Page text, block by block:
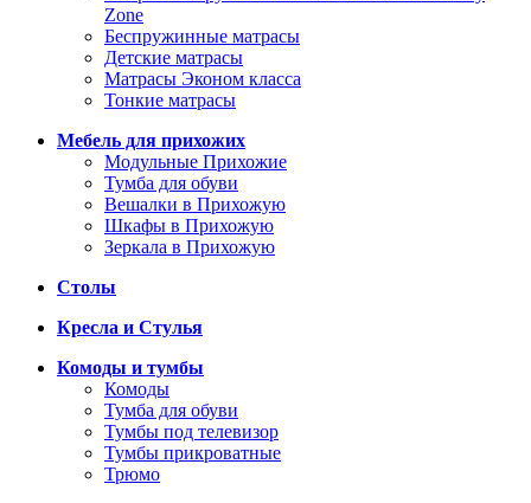
Zone
Беспружинные матрасы
Детские матрасы
Матрасы Эконом класса
Тонкие матрасы
Мебель для прихожих
Модульные Прихожие
Тумба для обуви
Вешалки в Прихожую
Шкафы в Прихожую
Зеркала в Прихожую
Столы
Кресла и Стулья
Комоды и тумбы
Комоды
Тумба для обуви
Тумбы под телевизор
Тумбы прикроватные
Трюмо